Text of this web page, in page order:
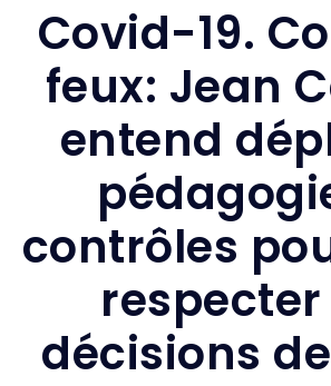
Covid-19.
feux: Jean
entend
contrôles
respecter
décisions